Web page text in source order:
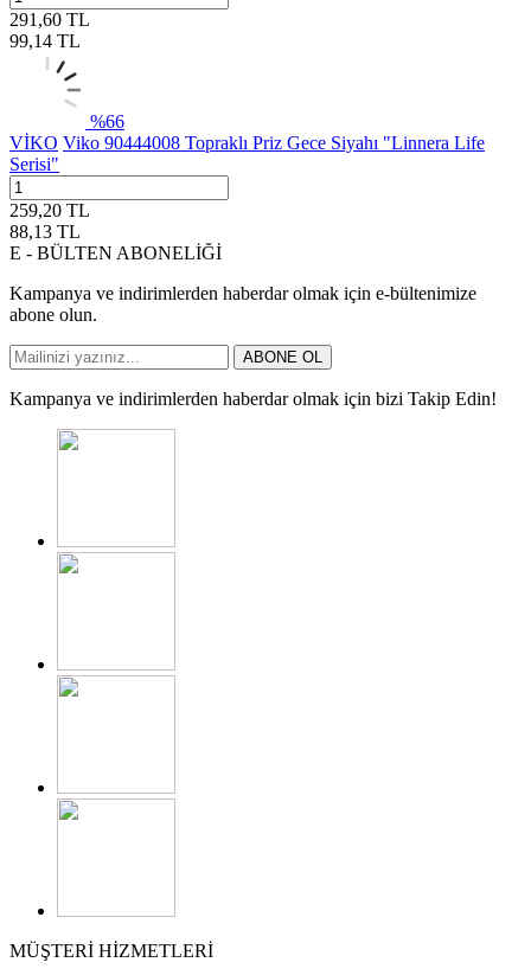
291,60 TL
99,14 TL
%66
VİKO Viko 90444008 Topraklı Priz Gece Siyahı "Linnera Life
Serisi"
259,20 TL
88,13 TL
E - BÜLTEN ABONELİĞİ
Kampanya ve indirimlerden haberdar olmak için e-bültenimize
abone olun.
ABONE OL
Kampanya ve indirimlerden haberdar olmak için bizi Takip Edin!
MÜŞTERİ HİZMETLERİ